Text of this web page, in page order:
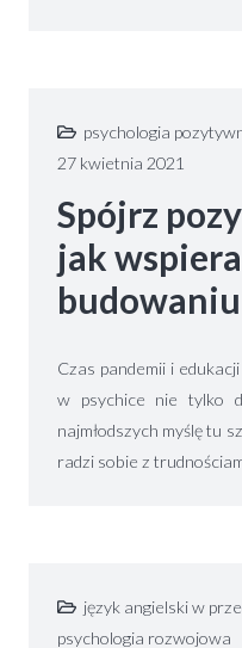
psychologia
27 kwietnia 2021
Spójrz
jak
Czas pandemii i
w psychice nie tylko
najmłodszych myślę tu
radzi sobie z
język angielski w
psychologia rozwojowa